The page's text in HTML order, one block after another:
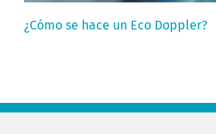
¿Cómo se hace un Eco Doppler?